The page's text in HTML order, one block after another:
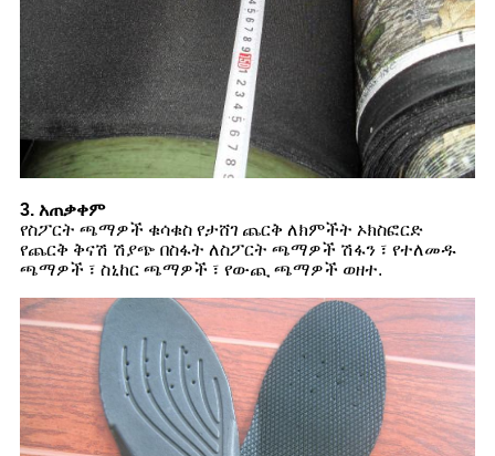
3. አጠቃቀም
የስፖርት ጫማዎች ቁሳቁስ የታሸገ ጨርቅ ለክምችት ኦክስፎርድ
የጨርቅ ቅናሽ ሽያጭ በስፋት ለስፖርት ጫማዎች ሽፋን ፣ የተለመዱ
ጫማዎች ፣ ስኒከር ጫማዎች ፣ የውጪ ጫማዎች ወዘተ.